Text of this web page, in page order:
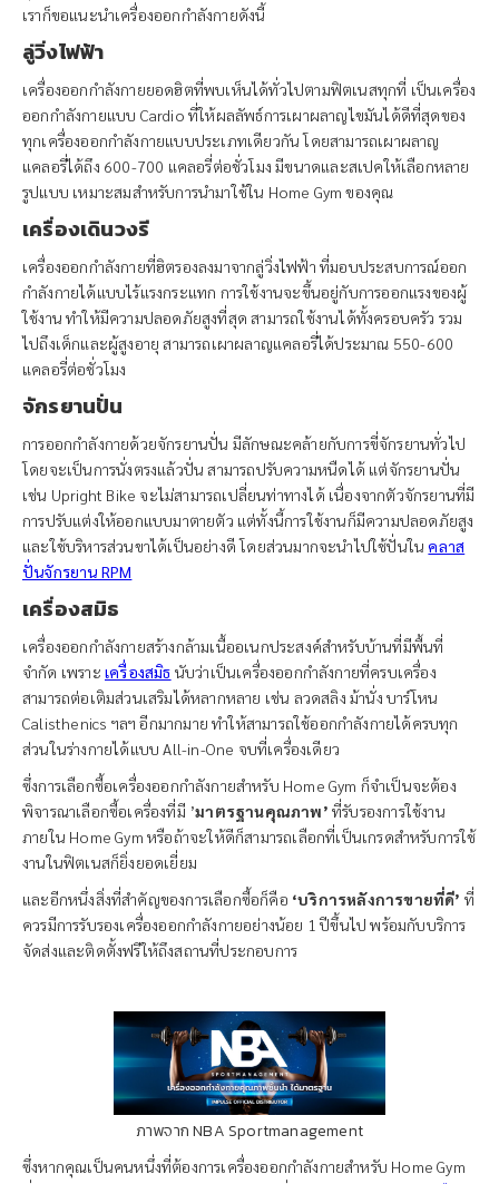
เราก็ขอแนะนำเครื่องออกกำลังกายดังนี้
ลู่วิ่งไฟฟ้า
เครื่องออกกำลังกายยอดฮิตที่พบเห็นได้ทั่วไปตามฟิตเนสทุกที่ เป็นเครื่อง
ออกกำลังกายแบบ Cardio ที่ให้ผลลัพธ์การเผาผลาญไขมันได้ดีที่สุดของ
ทุกเครื่องออกกำลังกายแบบประเภทเดียวกัน โดยสามารถเผาผลาญ
แคลอรี่ได้ถึง 600-700 แคลอรี่ต่อชั่วโมง มีขนาดและสเปคให้เลือกหลาย
รูปแบบ เหมาะสมสำหรับการนำมาใช้ใน Home Gym ของคุณ
เครื่องเดินวงรี
เครื่องออกกำลังกายที่ฮิตรองลงมาจากลู่วิ่งไฟฟ้า ที่มอบประสบการณ์ออก
กำลังกายได้แบบไร้แรงกระแทก การใช้งานจะขึ้นอยู่กับการออกแรงของผู้
ใช้งาน ทำให้มีความปลอดภัยสูงที่สุด สามารถใช้งานได้ทั้งครอบครัว รวม
ไปถึงเด็กและผู้สูงอายุ สามารถเผาผลาญแคลอรี่ได้ประมาณ 550-600
แคลอรี่ต่อชั่วโมง
จักรยานปั่น
การออกกำลังกายด้วยจักรยานปั่น มีลักษณะคล้ายกับการขี่จักรยานทั่วไป
โดยจะเป็นการนั่งตรงแล้วปั่น สามารถปรับความหนืดได้ แต่จักรยานปั่น
เช่น Upright Bike จะไม่สามารถเปลี่ยนท่าทางได้ เนื่องจากตัวจักรยานที่มี
การปรับแต่งให้ออกแบบมาตายตัว แต่ทั้งนี้การใช้งานก็มีความปลอดภัยสูง
และใช้บริหารส่วนขาได้เป็นอย่างดี โดยส่วนมากจะนำไปใช้ปั่นใน คลาส
ปั่นจักรยาน RPM
เครื่องสมิธ
เครื่องออกกำลังกายสร้างกล้ามเนื้ออเนกประสงค์สำหรับบ้านที่มีพื้นที่
จำกัด เพราะ เครื่องสมิธ นับว่าเป็นเครื่องออกกำลังกายที่ครบเครื่อง
สามารถต่อเติมส่วนเสริมได้หลากหลาย เช่น ลวดสลิง ม้านั่ง บาร์โหน
Calisthenics ฯลฯ อีกมากมาย ทำให้สามารถใช้ออกกำลังกายได้ครบทุก
ส่วนในร่างกายได้แบบ All-in-One จบที่เครื่องเดียว
ซึ่งการเลือกซื้อเครื่องออกกำลังกายสำหรับ Home Gym ก็จำเป็นจะต้อง
พิจารณาเลือกซื้อเครื่องที่มี ’มาตรฐานคุณภาพ’ที่รับรองการใช้งาน
ภายใน Home Gym หรือถ้าจะให้ดีก็สามารถเลือกที่เป็นเกรดสำหรับการใช้
งานในฟิตเนสก็ยิ่งยอดเยี่ยม
และอีกหนึ่งสิ่งที่สำคัญของการเลือกซื้อก็คือ ‘บริการหลังการขายที่ดี’ ที่
ควรมีการรับรองเครื่องออกกำลังกายอย่างน้อย 1 ปีขึ้นไป พร้อมกับบริการ
จัดส่งและติดตั้งฟรีให้ถึงสถานที่ประกอบการ
ภาพจาก NBA Sportmanagement
ซึ่งหากคุณเป็นคนหนึ่งที่ต้องการเครื่องออกกำลังกายสำหรับ Home Gym